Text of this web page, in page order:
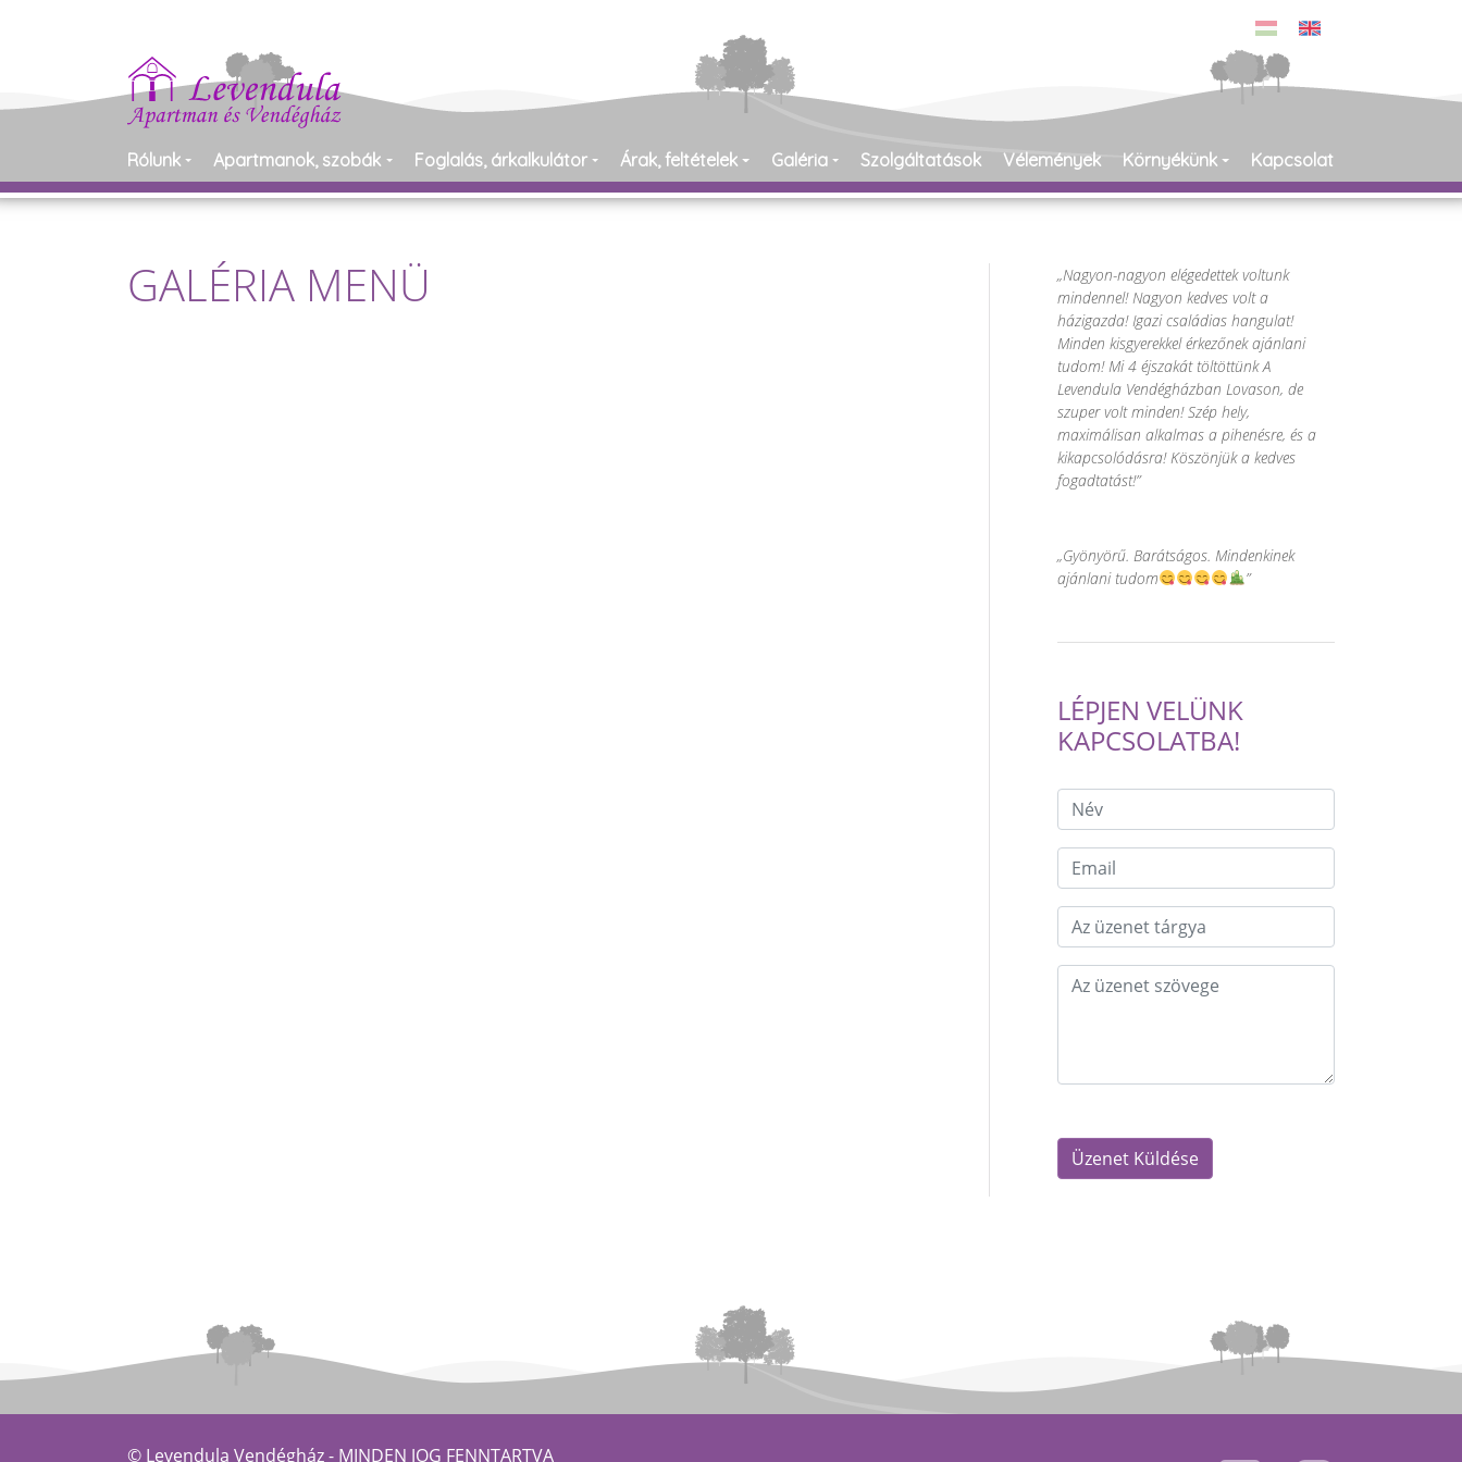
Rólunk Apartmanok, szobák Foglalás, árkalkulátor Árak, feltételek Galéria Szolgáltatások Vélemények Környékünk Kapcsolat
GALÉRIA MENÜ
Nagyon-nagyon elégedettek voltunk
mindennel! Nagyon kedves volt a
házigazda! Igazi családias hangulat!
Minden kisgyerekkel érkezőnek ajánlani
tudom! Mi 4 éjszakát töltöttünk A
Levendula Vendégházban Lovason, de
szuper volt minden! Szép hely,
maximálisan alkalmas a pihenésre, és a
kikapcsolódásra! Köszönjük a kedves
fogadtatást!
Gyönyörű. Barátságos. Mindenkinek
ajánlani tudom
LÉPJEN VELÜNK
KAPCSOLATBA!
© Levendula Vendégház - MINDEN JOG FENNTARTVA